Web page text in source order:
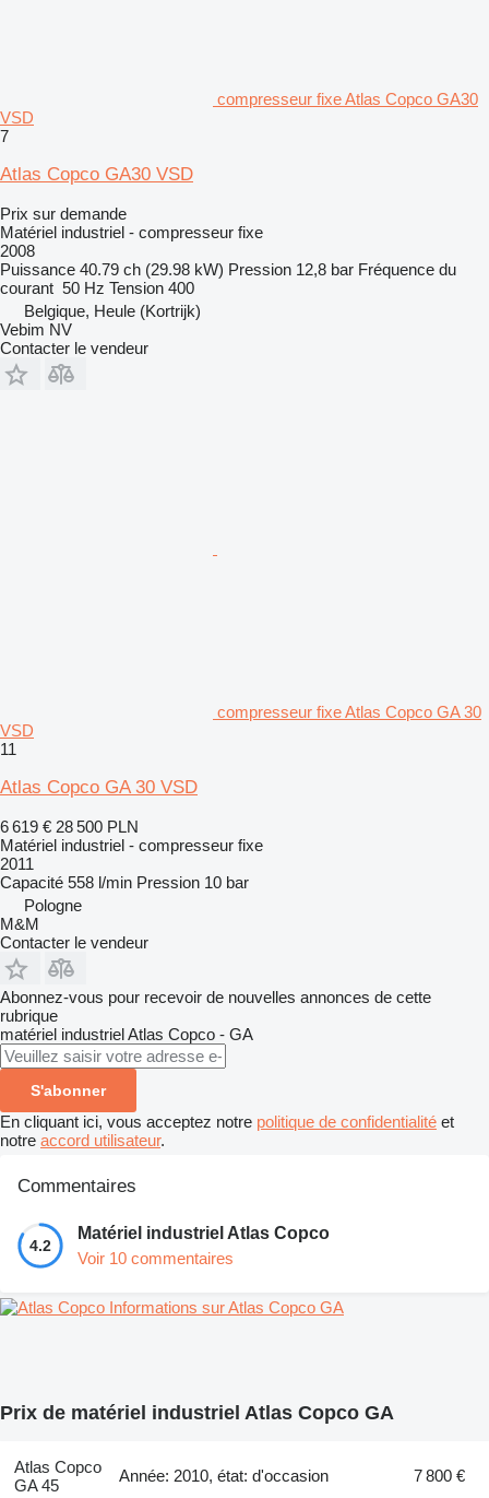
compresseur fixe Atlas Copco GA30
VSD
7
Atlas Copco GA30 VSD
Prix sur demande
Matériel industriel - compresseur fixe
2008
Puissance 40.79 ch (29.98 kW) Pression 12,8 bar Fréquence du
courant 50 Hz Tension 400
Belgique, Heule (Kortrijk)
Vebim NV
Contacter le vendeur
compresseur fixe Atlas Copco GA 30
VSD
11
Atlas Copco GA 30 VSD
6 619 € 28 500 PLN
Matériel industriel - compresseur fixe
2011
Capacité 558 l/min Pression 10 bar
Pologne
M&M
Contacter le vendeur
Abonnez-vous pour recevoir de nouvelles annonces de cette
rubrique
matériel industrielAtlas Copco - GA
S'abonner
En cliquant ici, vous acceptez notre politique de confidentialité et
notre accord utilisateur.
Commentaires
4.2
Matériel industriel Atlas Copco
Voir 10 commentaires
Informations sur Atlas Copco GA
Prix de matériel industriel Atlas Copco GA
Atlas Copco
GA 45
Année: 2010, état: d'occasion 7 800 €